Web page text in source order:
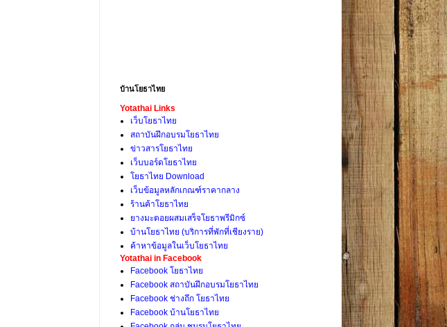
บ้านโยธาไทย
Yotathai Links
เว็บโยธาไทย
สถาบันฝึกอบรมโยธาไทย
ข่าวสารโยธาไทย
เว็บบอร์ดโยธาไทย
โยธาไทย Download
เว็บข้อมูลหลักเกณฑ์ราคากลาง
ร้านค้าโยธาไทย
ยางมะตอยผสมเสร็จโยธาพรีมิกซ์
บ้านโยธาไทย (บริการที่พักที่เชียงราย)
ค้าหาข้อมูลในเว็บโยธาไทย
Yotathai in Facebook
Facebook โยธาไทย
Facebook สถาบันฝึกอบรมโยธาไทย
Facebook ช่างถึก โยธาไทย
Facebook บ้านโยธาไทย